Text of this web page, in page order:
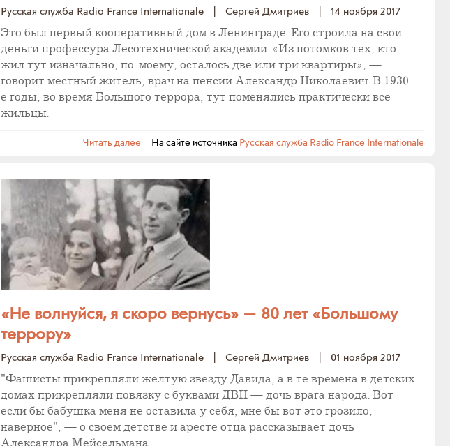
Русская служба Radio France Internationale Сергей Дмитриев
14 ноября 2017
Это был первый кооперативный дом в Ленинграде. Его строила на свои
деньги профессура Лесотехнической академии. «Из потомков тех, кто
жил тут изначально, по-моему, осталось две или три квартиры», —
говорит местный житель, врач на пенсии Александр Николаевич. В 1930-
е годы, во время Большого террора, тут поменялись практически все
жильцы.
Читать далее На сайте источника Русская служба Radio France Internationale
«Не волнуйся, я скоро вернусь» — 80 лет «Большому
террору»
Русская служба Radio France Internationale Сергей Дмитриев
01 ноября 2017
"Фашисты прикрепляли желтую звезду Давида, а в те времена в детских
домах прикрепляли повязку с буквами ДВН — дочь врага народа. Вот
если бы бабушка меня не оставила у себя, мне бы вот это грозило,
наверное", — о своем детстве и аресте отца рассказывает дочь